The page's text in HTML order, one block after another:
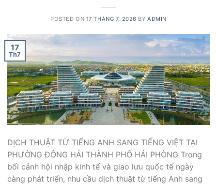
POSTED ON 17 THÁNG 7, 2026 BY ADMIN
17
Th7
DỊCH THUẬT TỪ TIẾNG ANH SANG TIẾNG VIỆT TẠI
PHƯỜNG ĐÔNG HẢI THÀNH PHỐ HẢI PHÒNG Trong
bối cảnh hội nhập kinh tế và giao lưu quốc tế ngày
càng phát triển, nhu cầu dịch thuật từ tiếng Anh sang